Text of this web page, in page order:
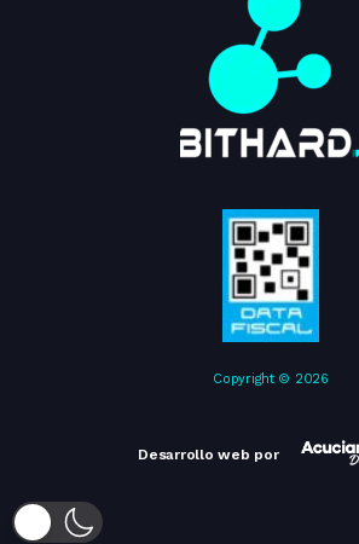
Copyright © 2026
Desarrollo web por